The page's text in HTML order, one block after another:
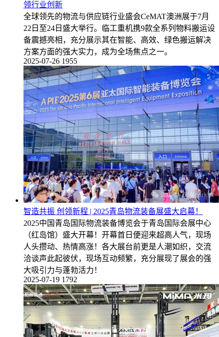
领行业创新
全球领先的物流与供应链行业盛会CeMAT澳洲展于7月
22日至24日盛大举行。临工重机携9款全系列物料搬运设
备震撼亮相，充分展示其在智能、高效、绿色搬运解决
方案方面的强大实力，成为全场焦点之一。
2025-07-26 1955
智造共振 创领新程 | 2025青岛物流装备展盛大启幕！
2025中国青岛国际物流装备博览会于青岛国际会展中心
（红岛馆）盛大开幕！开幕首日便迎来超高人气，现场
人头攒动、热情高涨！各大展台前更是人潮如织，交流
洽谈声此起彼伏，现场互动频繁，充分展现了展会的强
大吸引力与蓬勃活力！
2025-07-19 1792